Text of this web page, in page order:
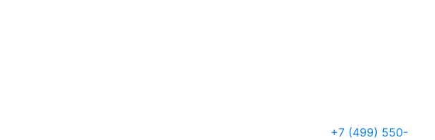
+7 (499) 550-